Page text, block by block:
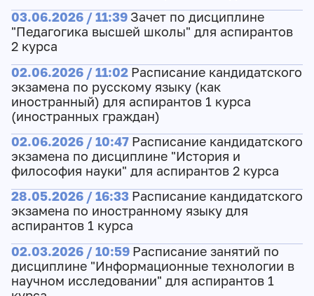
03.06.2026 / 11:39 Зачет по дисциплине
"Педагогика высшей школы" для аспирантов
2 курса
02.06.2026 / 11:02 Расписание кандидатского
экзамена по русскому языку (как
иностранный) для аспирантов 1 курса
(иностранных граждан)
02.06.2026 / 10:47 Расписание кандидатского
экзамена по дисциплине "История и
философия науки" для аспирантов 2 курса
28.05.2026 / 16:33 Расписание кандидатского
экзамена по иностранному языку для
аспирантов 1 курса
02.03.2026 / 10:59 Расписание занятий по
дисциплине "Информационные технологии в
научном исследовании" для аспирантов 1